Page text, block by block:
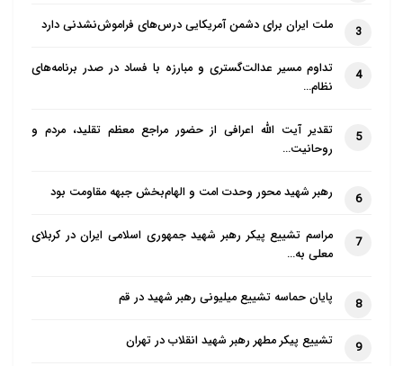
3 ملت ایران برای دشمن آمریکایی درس‌های فراموش‌نشدنی دارد
4
تداوم مسیر عدالت‌گستری و مبارزه با فساد در صدر برنامه‌های
نظام…
5
تقدیر آیت الله اعرافی از حضور مراجع معظم تقلید، مردم و
روحانیت…
6 رهبر شهید محور وحدت امت و الهام‌بخش جبهه مقاومت بود
7
مراسم تشییع پیکر رهبر شهید جمهوری اسلامی ایران در کربلای
معلی به…
8 پایان حماسه تشییع میلیونی رهبر شهید در قم
9 تشییع پیکر مطهر رهبر شهید انقلاب در تهران